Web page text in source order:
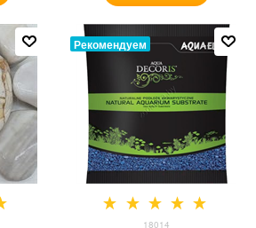
Рекомендуем
18014